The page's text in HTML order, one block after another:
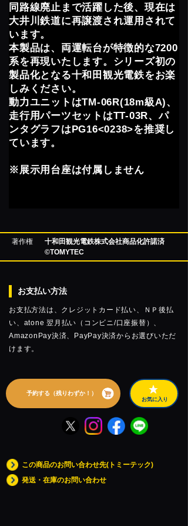
同路線廃止まで活躍した後、現在は
大井川鉄道に再譲渡され運用されて
います。
本製品は、両運転台が特徴的な7200
系を再現いたします。シリーズ初の
製品化となる十和田観光電鉄をお楽
しみください。
動力ユニットはTM-06R(18m級A)、
走行用パーツセットはTT-03R、パ
ンタグラフはPG16<0238>を推奨し
ています。
※展示用台座は付属しません
著作権
十和田観光電鉄株式会社商品化許諾済
©TOMYTEC
お支払い方法
お支払方法は、クレジットカード払い、ＮＰ後払
い、atone 翌月払い（コンビニ/口座振替）、
AmazonPay決済、PayPay決済からお選びいただ
けます。
予約する（残りわずか！）
お気に入り
この商品のお問い合わせ先(トミーテック)
発送・在庫のお問い合わせ